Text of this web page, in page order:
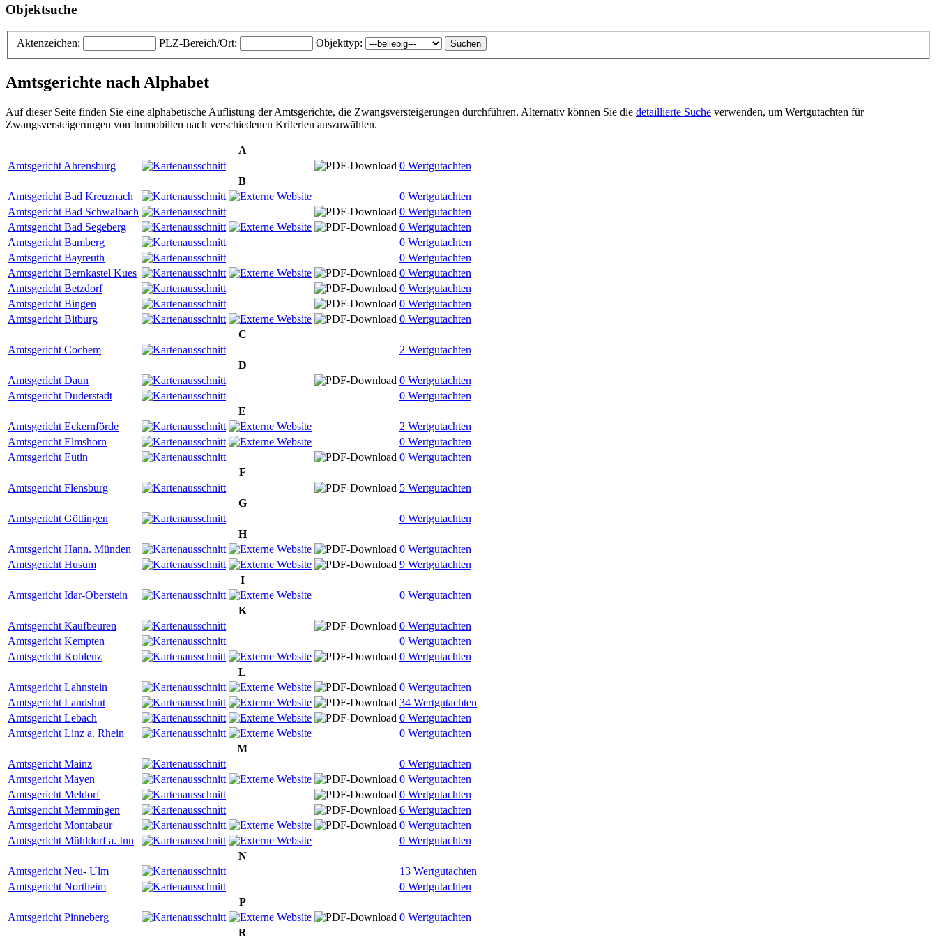
Objektsuche
Aktenzeichen: PLZ-Bereich/Ort: Objekttyp:
Amtsgerichte nach Alphabet
Auf dieser Seite finden Sie eine alphabetische Auflistung der Amtsgerichte, die Zwangsversteigerungen durchführen. Alternativ können Sie die detaillierte Suche verwenden, um Wertgutachten für
Zwangsversteigerungen von Immobilien nach verschiedenen Kriterien auszuwählen.
A
Amtsgericht Ahrensburg
0 Wertgutachten
B
Amtsgericht Bad Kreuznach
0 Wertgutachten
Amtsgericht Bad Schwalbach
0 Wertgutachten
Amtsgericht Bad Segeberg
0 Wertgutachten
Amtsgericht Bamberg
0 Wertgutachten
Amtsgericht Bayreuth
0 Wertgutachten
Amtsgericht Bernkastel Kues
0 Wertgutachten
Amtsgericht Betzdorf
0 Wertgutachten
Amtsgericht Bingen
0 Wertgutachten
Amtsgericht Bitburg
0 Wertgutachten
C
Amtsgericht Cochem
2 Wertgutachten
D
Amtsgericht Daun
0 Wertgutachten
Amtsgericht Duderstadt
0 Wertgutachten
E
Amtsgericht Eckernförde
2 Wertgutachten
Amtsgericht Elmshorn
0 Wertgutachten
Amtsgericht Eutin
0 Wertgutachten
F
Amtsgericht Flensburg
5 Wertgutachten
G
Amtsgericht Göttingen
0 Wertgutachten
H
Amtsgericht Hann. Münden
0 Wertgutachten
Amtsgericht Husum
9 Wertgutachten
I
Amtsgericht Idar-Oberstein
0 Wertgutachten
K
Amtsgericht Kaufbeuren
0 Wertgutachten
Amtsgericht Kempten
0 Wertgutachten
Amtsgericht Koblenz
0 Wertgutachten
L
Amtsgericht Lahnstein
0 Wertgutachten
Amtsgericht Landshut
34 Wertgutachten
Amtsgericht Lebach
0 Wertgutachten
Amtsgericht Linz a. Rhein
0 Wertgutachten
M
Amtsgericht Mainz
0 Wertgutachten
Amtsgericht Mayen
0 Wertgutachten
Amtsgericht Meldorf
0 Wertgutachten
Amtsgericht Memmingen
6 Wertgutachten
Amtsgericht Montabaur
0 Wertgutachten
Amtsgericht Mühldorf a. Inn
0 Wertgutachten
N
Amtsgericht Neu- Ulm
13 Wertgutachten
Amtsgericht Northeim
0 Wertgutachten
P
Amtsgericht Pinneberg
0 Wertgutachten
R